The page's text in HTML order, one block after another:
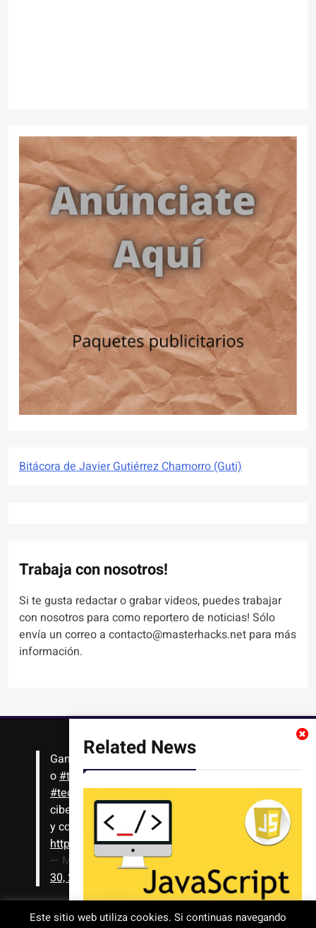
Related News
¿Qué ventajas tiene aprender
Bitácora de Javier Gutiérrez Chamorro (Guti)
Trabaja con nosotros!
Si te gusta redactar o grabar videos, puedes trabajar
con nosotros para como reportero de noticias! Sólo
envía un correo a contacto@masterhacks.net para más
información.
Gana #Bitcoin solo con leer artículos, noticias
o#tutoriales
#tecnología,#criptomonedas, seguridad
cibernética y más!! Sólo tienes que registrarte
y comenzar a navegar
https://t.co/1KjkllJEit
— Masterhacks (@Masterhacks_net)
30, 2020
Este sitio web utiliza cookies. Si continuas navegando